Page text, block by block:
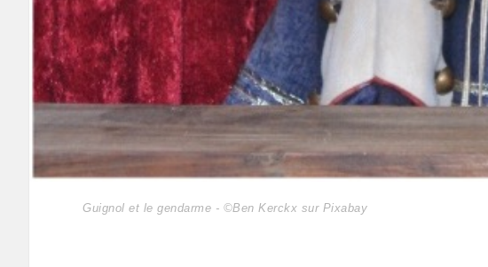
Guignol et le gendarme - ©Ben Kerckx sur Pixabay